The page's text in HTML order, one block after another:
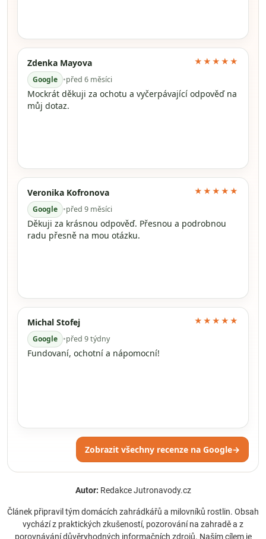
Zdenka Mayova
Google •před 6 měsíci
★★★★★
Mockrát děkuji za ochotu a vyčerpávající odpověď na
můj dotaz.
Veronika Kofronova
Google •před 9 měsíci
★★★★★
Děkuji za krásnou odpověď. Přesnou a podrobnou
radu přesně na mou otázku.
Michal Stofej
Google •před 9 týdny
★★★★★
Fundovaní, ochotní a nápomocní!
Zobrazit všechny recenze na Google→
Autor: Redakce Jutronavody.cz
Článek připravil tým domácích zahrádkářů a milovníků rostlin. Obsah
vychází z praktických zkušeností, pozorování na zahradě a z
porovnávání důvěryhodných informačních zdrojů. Naším cílem je